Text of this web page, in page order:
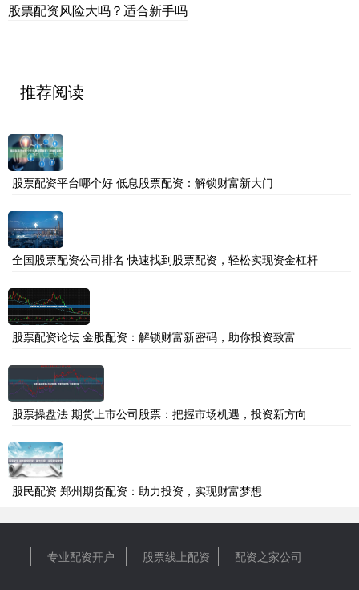
股票配资风险大吗？适合新手吗
推荐阅读
股票配资平台哪个好 低息股票配资：解锁财富新大门
全国股票配资公司排名 快速找到股票配资，轻松实现资金杠杆
股票配资论坛 金股配资：解锁财富新密码，助你投资致富
股票操盘法 期货上市公司股票：把握市场机遇，投资新方向
股民配资 郑州期货配资：助力投资，实现财富梦想
专业配资开户 股票线上配资 配资之家公司